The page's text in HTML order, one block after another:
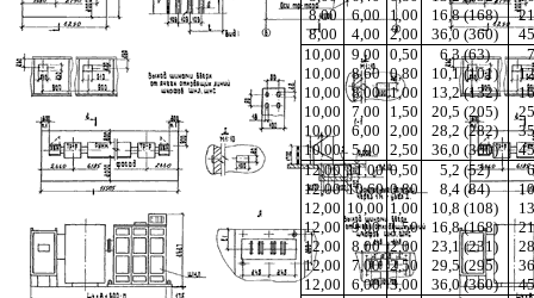
8,00
6,00 1,00 16,8 (168)
8,00
4,00 2,00 36,0 (360)
10,00
9,00 0,50 6,3 (63)
10,00
8,60 0,80 10,1 (101)
10,00
8,00 1,00 13,2 (132)
10,00
7,00 1,50 20,5 (205)
10,00
6,00 2,00 28,2 (282)
10,00 5,00 2,50 36,0 (360)
12,00 11,00 0,50 5,2 (52)
12,00 10,60 0,80 8,4 (84)
12,00 10,00 1,00 10,8 (108)
12,00
9,00 1,50 16,8 (168)
12,00
8,00 2,00 23,1 (231)
12,00
7,00 2,50 29,5 (295)
12,00
6,00 3,00 36,0 (360)